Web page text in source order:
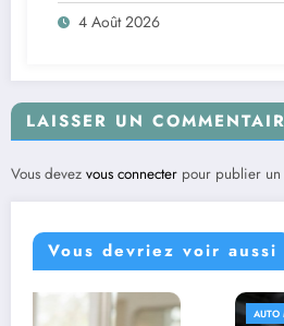
4 Août 2026
LAISSER UN
Vous devez vous connecter pour publier un
Vous devriez voir aussi
AUTO MOTO